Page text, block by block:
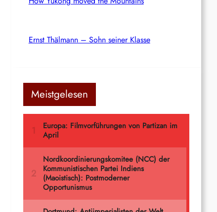
Ernst Thälmann – Sohn seiner Klasse
Meistgelesen